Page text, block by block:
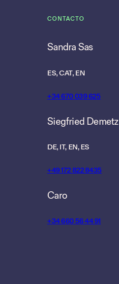
CONTACTO
Sandra Sas
ES, CAT, EN
+34 670 039 625
Siegfried Demetz
DE, IT, EN, ES
+49 172 822 8435
Caro
+34 660 56 44 91